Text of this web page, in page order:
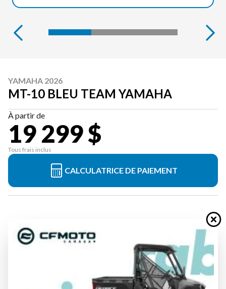
YAMAHA 2026
MT-10 BLEU TEAM YAMAHA
À partir de
19 299 $
Tous frais inclus
CALCULATRICE DE PAIEMENT